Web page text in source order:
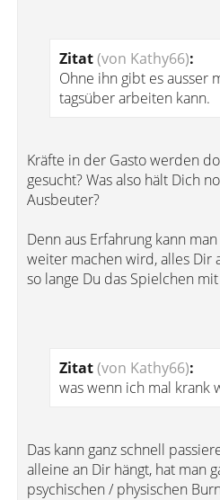
Zitat(von Kathy66):
Ohne ihn gibt es ausser
tagsüber arbeiten kann.
Kräfte in der Gasto werden
gesucht? Was also hält Dich
Ausbeuter?
Denn aus Erfahrung kann
weiter machen wird, alles Dir
so lange Du das Spielchen
Zitat(von Kathy66):
was wenn ich mal krank
Das kann ganz schnell
alleine an Dir hängt, hat man
psychischen / physischen